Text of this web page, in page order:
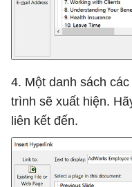
4. Một danh sách
trình sẽ xuất hiện.
liên kết đến.